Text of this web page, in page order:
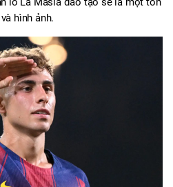
hình ảnh.